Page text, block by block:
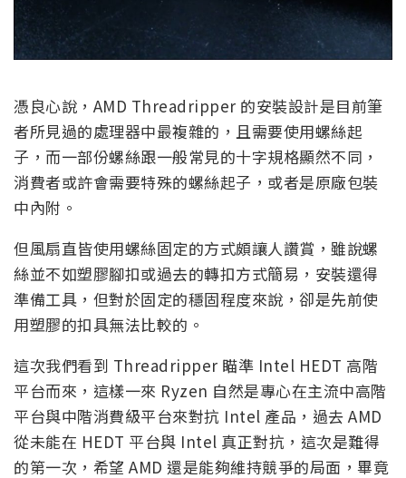
憑良心說，AMD Threadripper 的安裝設計是目前筆
者所見過的處理器中最複雜的，且需要使用螺絲起
子，而一部份螺絲跟一般常見的十字規格顯然不同，
消費者或許會需要特殊的螺絲起子，或者是原廠包裝
中內附。
但風扇直皆使用螺絲固定的方式頗讓人讚賞，雖說螺
絲並不如塑膠腳扣或過去的轉扣方式簡易，安裝還得
準備工具，但對於固定的穩固程度來說，卻是先前使
用塑膠的扣具無法比較的。
這次我們看到 Threadripper 瞄準 Intel HEDT 高階
平台而來，這樣一來 Ryzen 自然是專心在主流中高階
平台與中階消費級平台來對抗 Intel 產品，過去 AMD
從未能在 HEDT 平台與 Intel 真正對抗，這次是難得
的第一次，希望 AMD 還是能夠維持競爭的局面，畢竟